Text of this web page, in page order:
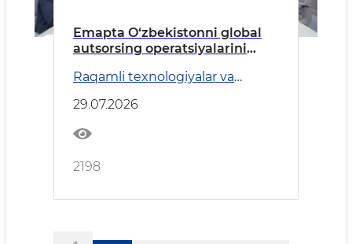
Emapta O‘zbekistonni global
autsorsing operatsiyalarini
maydon sifatida ko‘rib
chiqmoqda
Raqamli texnologiyalar va
29.07.2026
2198